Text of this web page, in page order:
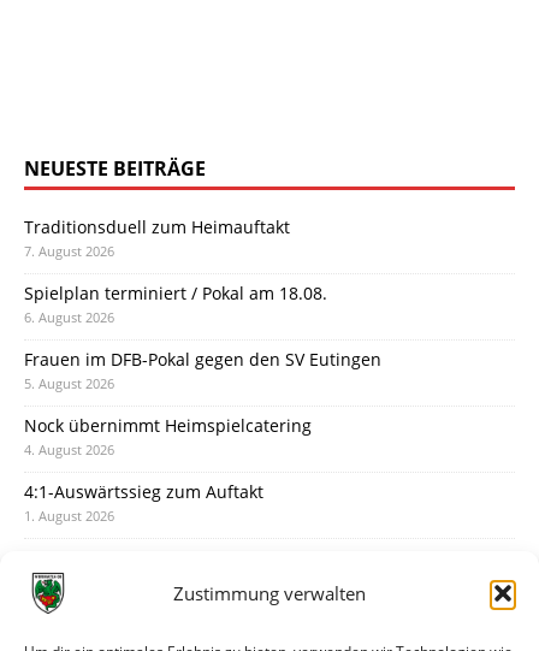
Zustimmung verwalten
NEUESTE BEITRÄGE
Traditionsduell zum Heimauftakt
7. August 2026
Spielplan terminiert / Pokal am 18.08.
6. August 2026
Frauen im DFB-Pokal gegen den SV Eutingen
5. August 2026
Nock übernimmt Heimspielcatering
4. August 2026
4:1-Auswärtssieg zum Auftakt
1. August 2026
31. Juli 2026